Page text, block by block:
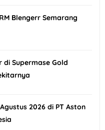
Blengerr Semarang
di Supermase Gold
2026 di PT Aston